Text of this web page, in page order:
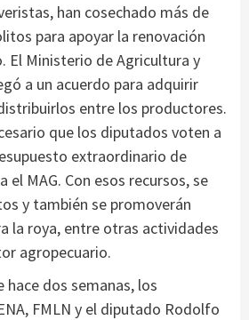
han cosechado más de
para apoyar la renovación
El Ministerio de Agricultura y
a un acuerdo para adquirir
entre los productores.
que los diputados voten a
extraordinario de
el MAG. Con esos recursos, se
y también se promoverán
la roya, entre otras actividades
agropecuario.
hace dos semanas, los
FMLN y el diputado Rodolfo